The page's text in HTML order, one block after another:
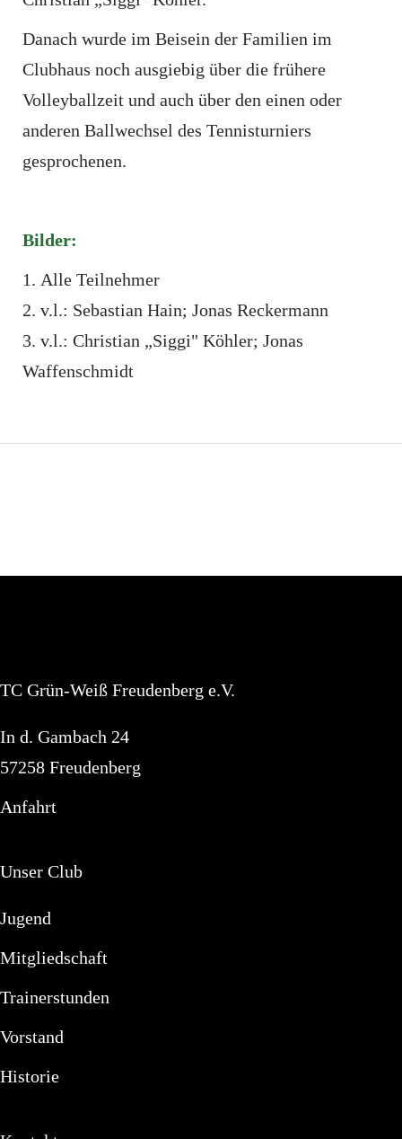
Danach wurde im Beisein der Familien im
Clubhaus noch ausgiebig über die frühere
Volleyballzeit und auch über den einen oder
anderen Ballwechsel des Tennisturniers
gesprochenen.
Bilder:
Alle Teilnehmer
v.l.: Sebastian Hain; Jonas Reckermann
v.l.: Christian „Siggi" Köhler; Jonas
Waffenschmidt
TC Grün-Weiß Freudenberg e.V.
In d. Gambach 24
57258 Freudenberg
Anfahrt
Unser Club
Jugend
Mitgliedschaft
Trainerstunden
Vorstand
Historie